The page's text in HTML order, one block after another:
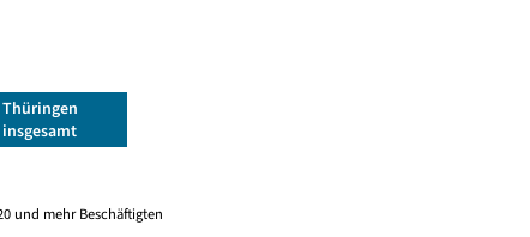
Thüringen
insgesamt
und mehr Beschäftigten